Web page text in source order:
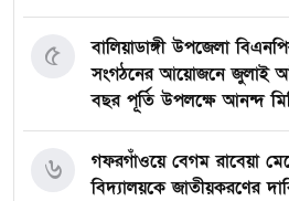
বালিয়াডাঙ্গী উপজেলা
সংগঠনের আয়োজনে জুলাই
বছর পূর্তি উপলক্ষে আনন্দ
৫
গফরগাঁওয়ে বেগম রাবেয়া
বিদ্যালয়কে জাতীয়করণের
৬